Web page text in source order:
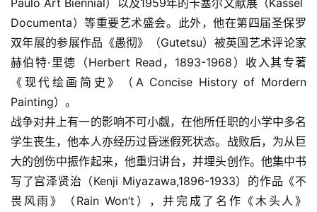
Documenta）等重要艺术盛会。此外，他在第四届圣保罗
双年展的参展作品《愚彻》（Gutetsu）被英国艺术评论家
赫伯特·里德（Herbert Read，1893-1968）收入其专著
《现代绘画简史》（A Concise History of Mordern
Painting）。
战争对井上有一的影响不可小觑，在他所任职的小学中多名
学生丧生，他本人亦经历过昏迷假死状态。战败后，为从巨
大的创伤中振作起来，他重归讲台，并埋头创作。他集中书
写了宫泽贤治（Kenji Miyazawa,1896-1933）的作品《不
畏风雨》（Rain Won’t），并完成了名作《木头人》